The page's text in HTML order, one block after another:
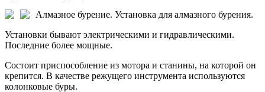
Алмазное бурение. Установка для алмазного бурения.
Установки бывают электрическими и гидравлическими.
Последние более мощные.
Состоит приспособление из мотора и станины, на которой он
крепится. В качестве режущего инструмента используются
колонковые буры.